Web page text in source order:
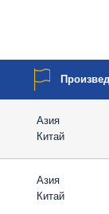
Азия
Китай
Азия
Китай